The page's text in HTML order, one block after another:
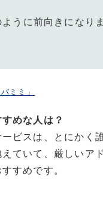
うに前向きになり
ミミ」
めな人は？
ビスは、とにかく
ていて、厳しいア
すめです。